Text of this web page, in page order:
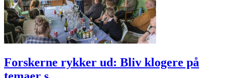
Forskerne rykker ud: Bliv klogere på